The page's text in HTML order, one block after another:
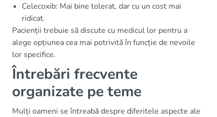
Celecoxib: Mai bine tolerat, dar cu un cost mai
ridicat.
Pacienții trebuie să discute cu medicul lor pentru a
alege opțiunea cea mai potrivită în funcție de nevoile
lor specifice.
Întrebări frecvente
organizate pe teme
Mulți oameni se întreabă despre diferitele aspecte ale